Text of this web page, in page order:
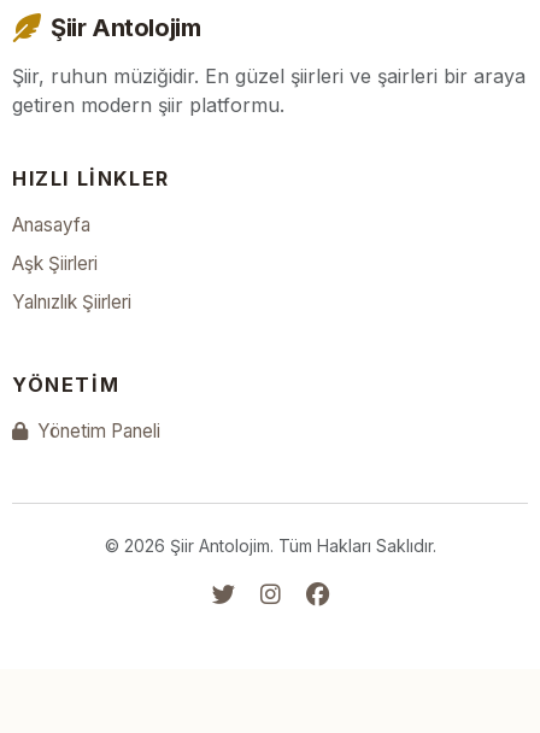
Şiir Antolojim
Şiir, ruhun müziğidir. En güzel şiirleri ve şairleri bir araya
getiren modern şiir platformu.
HIZLI LINKLER
Anasayfa
Aşk Şiirleri
Yalnızlık Şiirleri
YÖNETIM
Yönetim Paneli
© 2026 Şiir Antolojim. Tüm Hakları Saklıdır.